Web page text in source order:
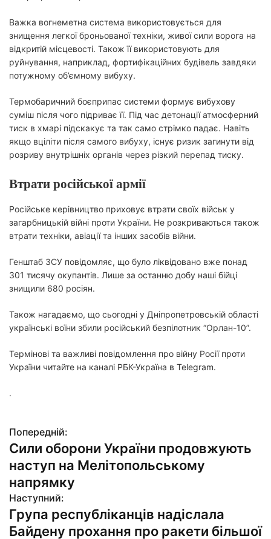
Важка вогнеметна система використовується для
знищення легкої броньованої техніки, живої сили ворога на
відкритій місцевості. Також її використовують для
руйнування, наприклад, фортифікаційних будівель завдяки
потужному об’ємному вибуху.
Термобаричний боєприпас системи формує вибухову
суміш після чого підриває її. Під час детонації атмосферний
тиск в хмарі підскакує та так само стрімко падає. Навіть
якщо вціліти після самого вибуху, існує ризик загинути від
розриву внутрішніх органів через різкий перепад тиску.
Втрати російської армії
Російське керівництво приховує втрати своїх військ у
загарбницькій війні проти України. Не розкриваються також
втрати техніки, авіації та інших засобів війни.
Генштаб ЗСУ повідомляє, що було ліквідовано вже понад
301 тисячу окупантів. Лише за останню добу наші бійці
знищили 680 росіян.
Також нагадаємо, що сьогодні у Дніпропетровській області
українські воїни збили російський безпілотник “Орлан-10”.
Термінові та важливі повідомлення про війну Росії проти
України читайте на каналі РБК-Україна в Telegram.
.
Н
а
в
і
г
Попередній:
Сили оборони України продовжують
наступ на Мелітопольському
напрямку
Наступний:
Група республіканців надіслала
Байдену прохання про ракети більшої